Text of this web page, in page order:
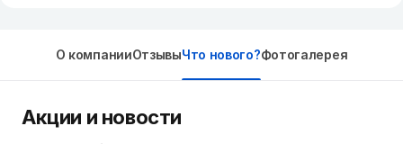
О компанииОтзывыЧто нового?Фотогалерея
Акции и новости